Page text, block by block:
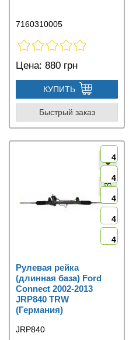
7160310005
Цена: 880 грн
КУПИТЬ
Быстрый заказ
4
4
4
4
4
Рулевая рейка
(длинная база) Ford
Connect 2002-2013
JRP840 TRW
(Германия)
JRP840